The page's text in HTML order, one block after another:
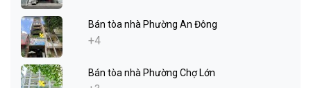
Bán tòa nhà Phường An Đông
+4
Bán tòa nhà Phường Chợ Lớn